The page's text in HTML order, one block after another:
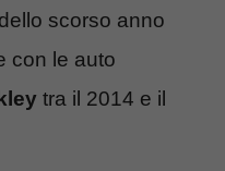
scorso anno
con le auto
tra il 2014 e il